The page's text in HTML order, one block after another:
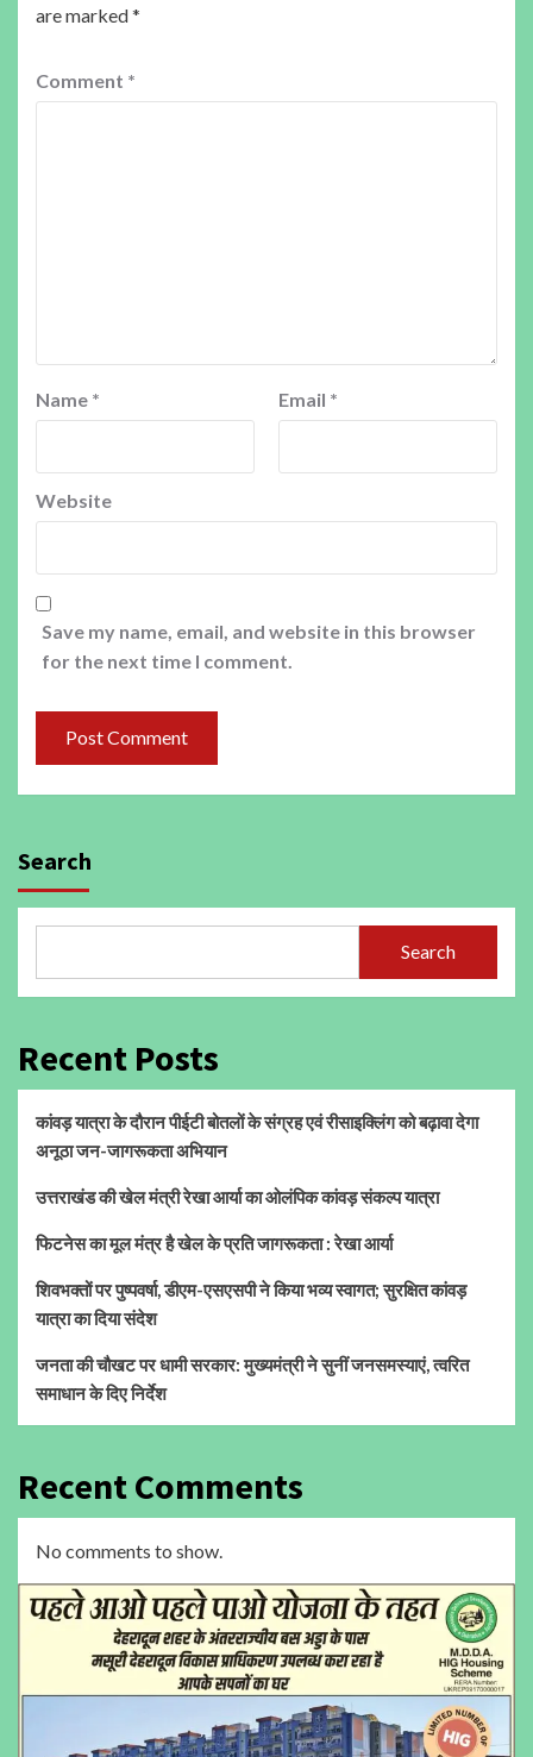
are marked*
Comment *
Name * Email *
Website
Save my name, email, and website in this browser
for the next time I comment.
Search
Search
Recent Posts
कांवड़ यात्रा के दौरान पीईटी बोतलों के संग्रह एवं रीसाइक्लिंग को बढ़ावा देगा
अनूठा जन-जागरूकता अभियान
उत्तराखंड की खेल मंत्री रेखा आर्या का ओलंपिक कांवड़ संकल्प यात्रा
फिटनेस का मूल मंत्र है खेल के प्रति जागरूकता : रेखा आर्या
शिवभक्तों पर पुष्पवर्षा, डीएम-एसएसपी ने किया भव्य स्वागत; सुरक्षित कांवड़
यात्रा का दिया संदेश
जनता की चौखट पर धामी सरकार: मुख्यमंत्री ने सुनीं जनसमस्याएं, त्वरित
समाधान के दिए निर्देश
Recent Comments
No comments to show.